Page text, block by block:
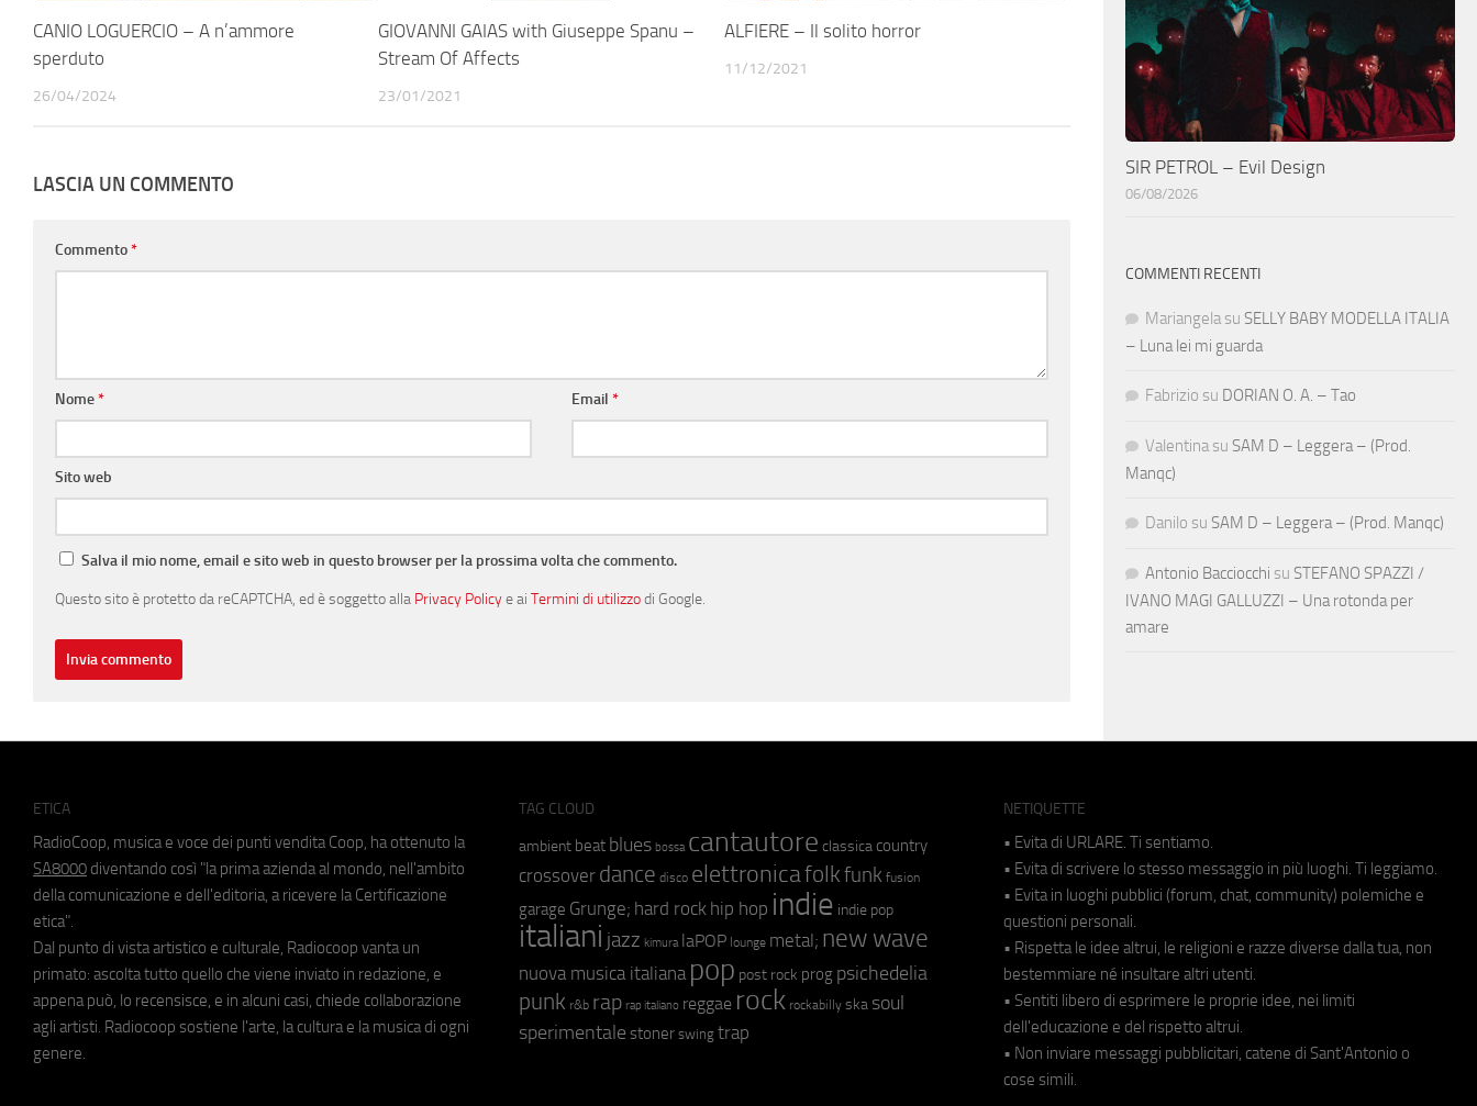
CANIO LOGUERCIO – A n’ammore
sperduto
26/04/2024
GIOVANNI GAIAS with Giuseppe Spanu –
Stream Of Affects
23/01/2021
ALFIERE – Il solito horror
11/12/2021
LASCIA UN COMMENTO
Commento*
Nome* Email*
Sito web
Salva il mio nome, email e sito web in questo browser per la prossima volta che commento.
Questo sito è protetto da reCAPTCHA, ed è soggetto alla Privacy Policye ai Termini di utilizzodi Google.
SIR PETROL – Evil Design
06/08/2026
COMMENTI RECENTI
Mariangela su SELLY BABY MODELLA ITALIA
– Luna lei mi guarda
Fabrizio su DORIAN O. A. – Tao
Valentina su SAM D – Leggera – (Prod.
Manqc)
Danilo su SAM D – Leggera – (Prod. Manqc)
Antonio Bacciocchi su STEFANO SPAZZI /
IVANO MAGI GALLUZZI – Una rotonda per
amare
ETICA
RadioCoop, musica e voce dei punti vendita Coop, ha ottenuto la
SA8000 diventando così "la prima azienda al mondo, nell'ambito
della comunicazione e dell'editoria, a ricevere la Certificazione
etica".
Dal punto di vista artistico e culturale, Radiocoop vanta un
primato: ascolta tutto quello che viene inviato in redazione, e
appena può, lo recensisce, e in alcuni casi, chiede collaborazione
agli artisti. Radiocoop sostiene l'arte, la cultura e la musica di ogni
genere.
TAG CLOUD
ambient beat blues bossa cantautore classica country
crossover dance disco elettronicafolkfunk fusion
garage Grunge; hard rock hip hop indie indie pop
italiani jazz kimura laPOP lounge metal; new wave
nuova musica italiana pop post rock prog psichedelia
punk r&b rap rap italiano reggae rock rockabilly ska soul
sperimentale stoner swing trap
NETIQUETTE
• Evita di URLARE. Ti sentiamo.
• Evita di scrivere lo stesso messaggio in più luoghi. Ti leggiamo.
• Evita in luoghi pubblici (forum, chat, community) polemiche e
questioni personali.
• Rispetta le idee altrui, le religioni e razze diverse dalla tua, non
bestemmiare né insultare altri utenti.
• Sentiti libero di esprimere le proprie idee, nei limiti
dell'educazione e del rispetto altrui.
• Non inviare messaggi pubblicitari, catene di Sant'Antonio o
cose simili.